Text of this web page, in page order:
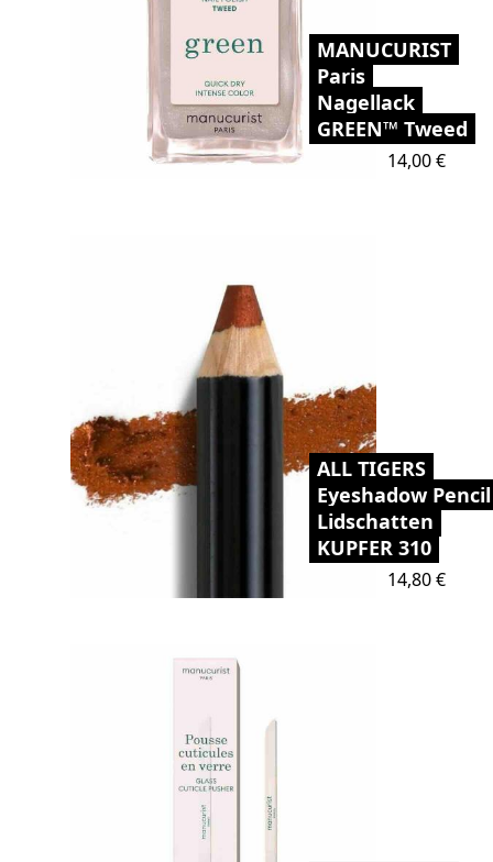
MANUCURIST
Paris
Nagellack
GREEN™ Tweed
Preis
14,00 €
ALL TIGERS
Eyeshadow Pencil
Lidschatten
KUPFER 310
Preis
14,80 €